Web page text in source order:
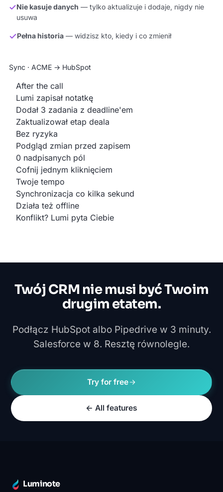
Nie kasuje danych — tylko aktualizuje i dodaje, nigdy nie
usuwa
Pełna historia — widzisz kto, kiedy i co zmienił
Sync · ACME → HubSpot
After the call
Lumi zapisał notatkę
Dodał 3 zadania z deadline'em
Zaktualizował etap deala
Bez ryzyka
Podgląd zmian przed zapisem
0 nadpisanych pól
Cofnij jednym kliknięciem
Twoje tempo
Synchronizacja co kilka sekund
Działa też offline
Konflikt? Lumi pyta Ciebie
Twój CRM nie musi być Twoim
drugim etatem.
Podłącz HubSpot albo Pipedrive w 3 minuty.
Salesforce w 8. Resztę równolegle.
Try for free
← All features
Luminote